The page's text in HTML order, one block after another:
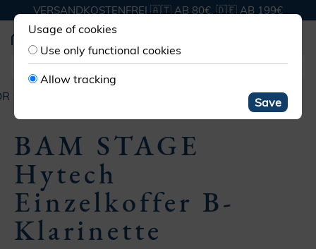
VERSANDKOSTENFREI 🇦🇹 AB 80€, 🇩🇪 AB 199€
KOFFER KLARINETTE BÖHM
BAM STAGE
Hytech
Einzelkoffer B-
Klarinette
Usage of cookies
Use only functional cookies
Allow tracking
Save